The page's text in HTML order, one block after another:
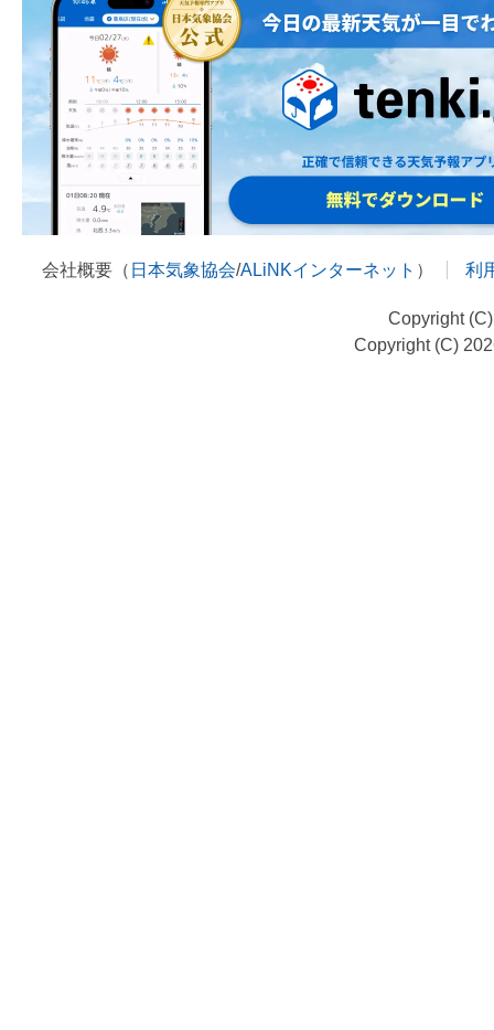
会社概要（ 日本気象協会/ALiNKインターネット ） 利
Copyright
Copyright (C)